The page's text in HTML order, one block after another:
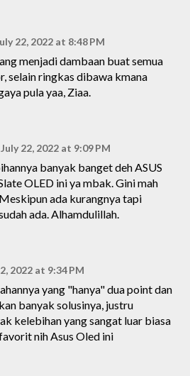
22, 2022 at 8:48 PM
menjadi dambaan buat semua
selain ringkas dibawa kmana
pula yaa, Ziaa.
July 22, 2022 at 9:09 PM
banyak banget deh ASUS
OLED ini ya mbak. Gini mah
ada kurangnya tapi
ada. Alhamdulillah.
2022 at 9:34 PM
yang "hanya" dua point dan
banyak solusinya, justru
kelebihan yang sangat luar biasa
nih Asus Oled ini